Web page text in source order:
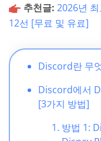
추천글: 2026년
12선 [무료 및 유료]
Discord란 무
Discord에서
[3가지 방법]
방법 1: